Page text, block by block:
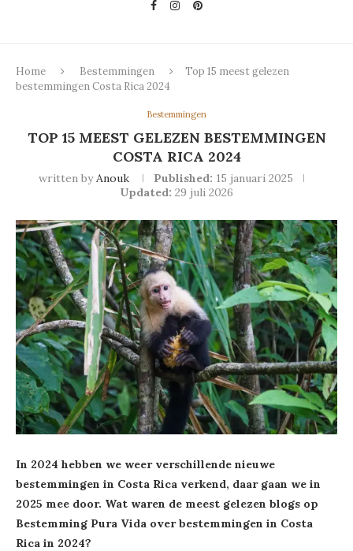
Home Bestemmingen
Top 15 meest gelezen
bestemmingen Costa Rica 2024
Bestemmingen
TOP 15 MEEST GELEZEN BESTEMMINGEN
COSTA RICA 2024
written byAnouk Published: 15 januari 2025
Updated: 29 juli 2026
In 2024 hebben we weer verschillende nieuwe
bestemmingen in Costa Rica verkend, daar gaan we in
2025 mee door. Wat waren de meest gelezen blogs op
Bestemming Pura Vida over bestemmingen in Costa
Rica in 2024?